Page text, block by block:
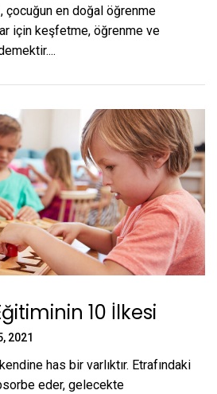
çocuğun en doğal öğrenme
için keşfetme, öğrenme ve
10 İlkesi
2021
has bir varlıktır. Etrafındaki
eder, gelecekte